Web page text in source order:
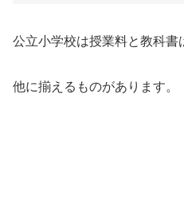
公立小学校は授業料と教科書
他に揃えるものがあります。